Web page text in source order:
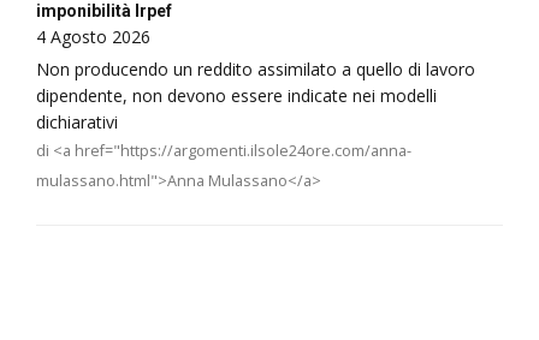
imponibilità Irpef
4 Agosto 2026
Non producendo un reddito assimilato a quello di lavoro
dipendente, non devono essere indicate nei modelli
dichiarativi
di <a href="https://argomenti.ilsole24ore.com/anna-
mulassano.html">Anna Mulassano</a>